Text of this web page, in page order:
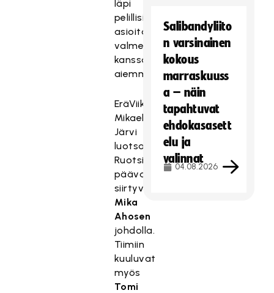
läpi
pelillisiä
asioita
valmennuksen
kanssa
aiemmin.
EräViikinkejä
Mikael
Järvi
luotsaa
Ruotsista
päävalmentajaksi
siirtyvän
Mika
Ahosen
johdolla.
Tiimiin
kuuluvat
myös
Tomi
Salibandyliito
n varsinainen
kokous
marraskuuss
a – näin
tapahtuvat
ehdokasasett
elu ja
valinnat
04.08.2026